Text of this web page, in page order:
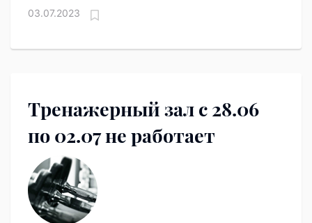
03.07.2023
Тренажерный зал с 28.06
по 02.07 не работает